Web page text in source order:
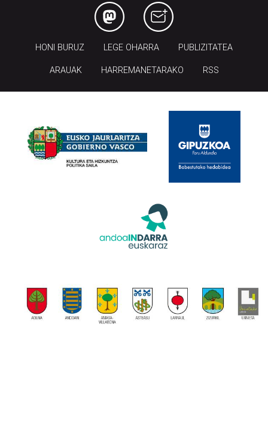
HONI BURUZ LEGE OHARRA PUBLIZITATEA
ARAUAK HARREMANETARAKO RSS